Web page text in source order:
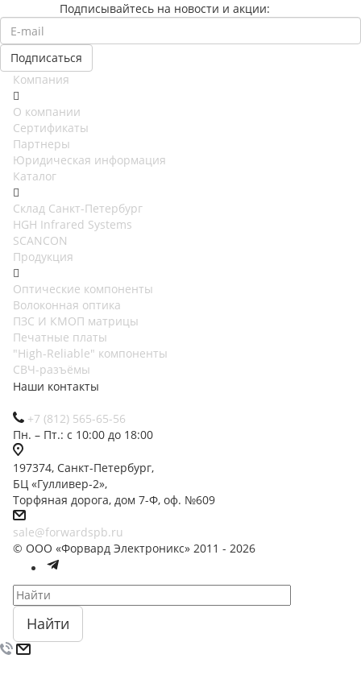
Подписывайтесь на новости и акции:
Компания
О компании
Сертификаты
Партнеры
Юридическая информация
Каталог
Cклад Санкт-Петербург
HGH Infrared Systems
SCANCON
Продукция
Оптические компоненты
Волоконная оптика
ПЗС И КМОП матрицы
Печатные платы
"High-Reliable" компоненты
СВЧ-разъёмы
Наши контакты
+7 (812) 565-65-56
Пн. – Пт.: с 10:00 до 18:00
197374, Санкт-Петербург,
БЦ «Гулливер-2»,
Торфяная дорога, дом 7-Ф, оф. №609
sale@forwardspb.ru
© ООО «Форвард Электроникс» 2011 - 2026
Найти